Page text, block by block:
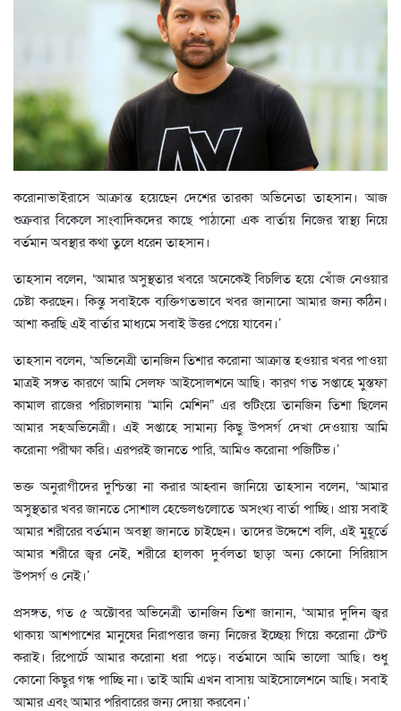
করোনাভাইরাসে আক্রান্ত হয়েছেন দেশের তারকা অভিনেতা তাহসান। আজ
শুক্রবার বিকেলে সাংবাদিকদের কাছে পাঠানো এক বার্তায় নিজের স্বাস্থ্য নিয়ে
বর্তমান অবস্থার কথা তুলে ধরেন তাহসান।
তাহসান বলেন, ‘আমার অসুস্থতার খবরে অনেকেই বিচলিত হয়ে খোঁজ নেওয়ার
চেষ্টা করছেন। কিন্তু সবাইকে ব্যক্তিগতভাবে খবর জানানো আমার জন্য কঠিন।
আশা করছি এই বার্তার মাধ্যমে সবাই উত্তর পেয়ে যাবেন।’
তাহসান বলেন, ‘অভিনেত্রী তানজিন তিশার করোনা আক্রান্ত হওয়ার খবর পাওয়া
মাত্রই সঙ্গত কারণে আমি সেলফ আইসোলশনে আছি। কারণ গত সপ্তাহে মুস্তফা
কামাল রাজের পরিচালনায় “মানি মেশিন” এর শুটিংয়ে তানজিন তিশা ছিলেন
আমার সহঅভিনেত্রী। এই সপ্তাহে সামান্য কিছু উপসর্গ দেখা দেওয়ায় আমি
করোনা পরীক্ষা করি। এরপরই জানতে পারি, আমিও করোনা পজিটিভ।’
ভক্ত অনুরাগীদের দুশ্চিন্তা না করার আহ্বান জানিয়ে তাহসান বলেন, ‘আমার
অসুস্থতার খবর জানতে সোশাল হেন্ডেলগুলোতে অসংখ্য বার্তা পাচ্ছি। প্রায় সবাই
আমার শরীরের বর্তমান অবস্থা জানতে চাইছেন। তাদের উদ্দেশে বলি, এই মুহূর্তে
আমার শরীরে জ্বর নেই, শরীরে হালকা দুর্বলতা ছাড়া অন্য কোনো সিরিয়াস
উপসর্গ ও নেই।’
প্রসঙ্গত, গত ৫ অক্টোবর অভিনেত্রী তানজিন তিশা জানান, ‘আমার দুদিন জ্বর
থাকায় আশপাশের মানুষের নিরাপত্তার জন্য নিজের ইচ্ছেয় গিয়ে করোনা টেস্ট
করাই। রিপোর্টে আমার করোনা ধরা পড়ে। বর্তমানে আমি ভালো আছি। শুধু
কোনো কিছুর গন্ধ পাচ্ছি না। তাই আমি এখন বাসায় আইসোলেশনে আছি। সবাই
আমার এবং আমার পরিবারের জন্য দোয়া করবেন।’